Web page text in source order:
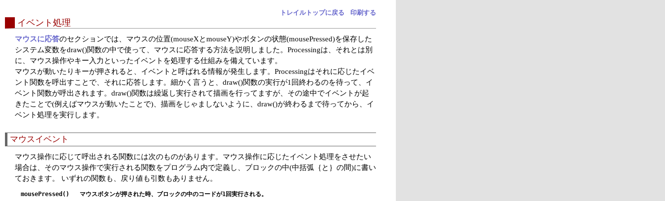
トレイルトップに戻る 印刷する
イベント処理
マウスに応答のセクションでは、マウスの位置(mouseXとmouseY)やボタンの状態(mousePressed)を保存した
システム変数をdraw()関数の中で使って、マウスに応答する方法を説明しました。Processingは、それとは別
に、マウス操作やキー入力といったイベントを処理する仕組みを備えています。
マウスが動いたりキーが押されると、イベントと呼ばれる情報が発生します。Processingはそれに応じたイベ
ント関数を呼出すことで、それに応答します。細かく言うと、draw()関数の実行が1回終わるのを待って、イ
ベント関数が呼出されます。draw()関数は繰返し実行されて描画を行ってますが、その途中でイベントが起
きたことで(例えばマウスが動いたことで)、描画をじゃましないように、draw()が終わるまで待ってから、イ
ベント処理を実行します。
マウスイベント
マウス操作に応じて呼出される関数には次のものがあります。マウス操作に応じたイベント処理をさせたい
場合は、そのマウス操作で実行される関数をプログラム内で定義し、ブロックの中(中括弧｛と｝の間)に書い
ておきます。 いずれの関数も、戻り値も引数もありません。
mousePressed()   マウスボタンが押された時、ブロックの中のコードが1回実行される。